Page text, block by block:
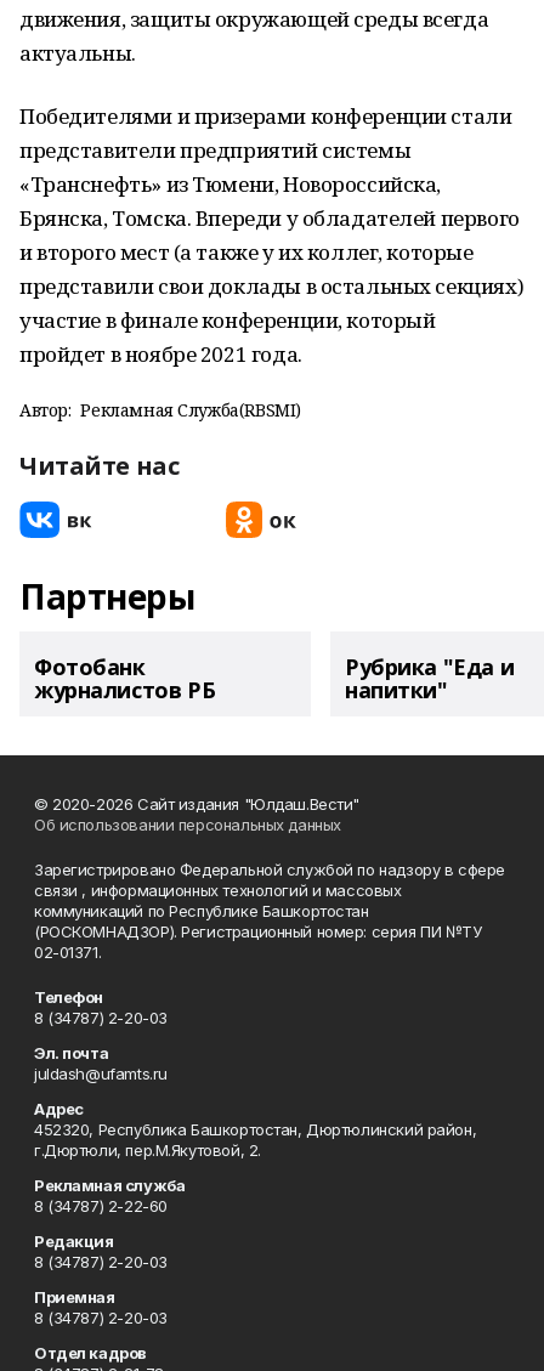
движения, защиты окружающей среды всегда
актуальны.
Победителями и призерами конференции стали
представители предприятий системы
«Транснефть» из Тюмени, Новороссийска,
Брянска, Томска. Впереди у обладателей первого
и второго мест (а также у их коллег, которые
представили свои доклады в остальных секциях)
участие в финале конференции, который
пройдет в ноябре 2021 года.
Автор: Рекламная Служба(RBSMI)
Читайте нас
Партнеры
Фотобанк
журналистов РБ
Рубрика "Еда и
напитки"
© 2020-2026 Сайт издания "Юлдаш.Вести"
Об использовании персональных данных
Зарегистрировано Федеральной службой по надзору в сфере
связи , информационных технологий и массовых
коммуникаций по Республике Башкортостан
(РОСКОМНАДЗОР). Регистрационный номер: серия ПИ №ТУ
02-01371.
Телефон
8 (34787) 2-20-03
Эл. почта
juldash@ufamts.ru
Адрес
452320, Республика Башкортостан, Дюртюлинский район,
г.Дюртюли, пер.М.Якутовой, 2.
Рекламная служба
8 (34787) 2-22-60
Редакция
8 (34787) 2-20-03
Приемная
8 (34787) 2-20-03
Отдел кадров